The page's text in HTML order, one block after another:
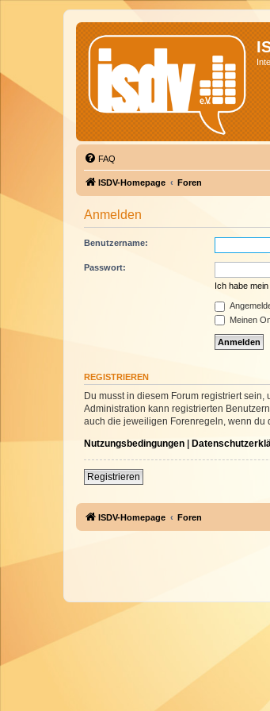
FAQ
ISDV-Homepage Foren
Anmelden
Benutzername:
Passwort:
Ich habe
Meinen
REGISTRIEREN
Du musst in diesem Forum registriert
Administration kann registrierten
auch die jeweiligen Forenregeln, wenn du
Nutzungsbedingungen |
Registrieren
ISDV-Homepage Foren